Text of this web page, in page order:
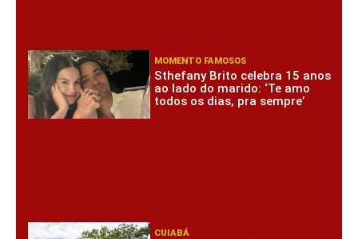
MOMENTO FAMOSOS
Sthefany Brito celebra 15 anos
ao lado do marido: ‘Te amo
todos os dias, pra sempre’
CUIABÁ